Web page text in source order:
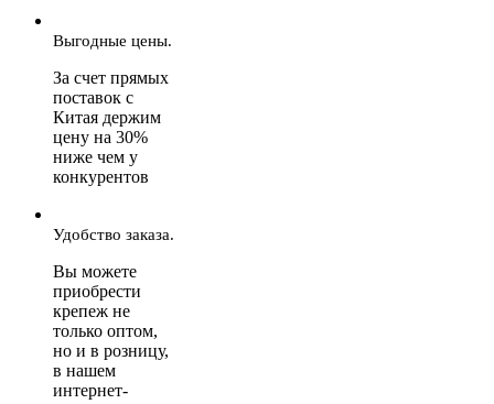
Выгодные цены.
За счет прямых
поставок с
Китая держим
цену на 30%
ниже чем у
конкурентов
Удобство заказа.
Вы можете
приобрести
крепеж не
только оптом,
но и в розницу,
в нашем
интернет-